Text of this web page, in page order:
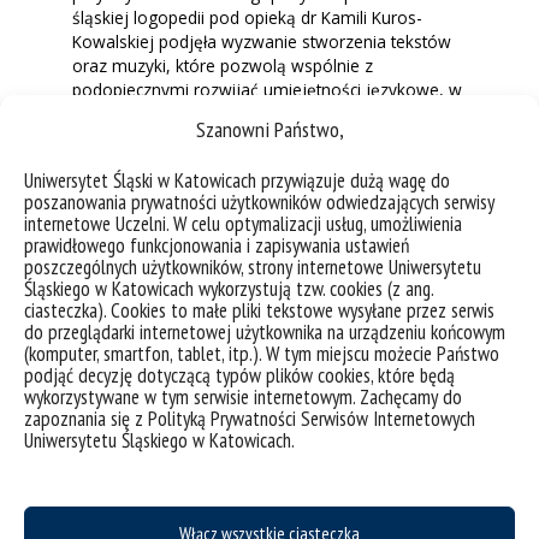
Szanowni Państwo,
Uniwersytet Śląski w Katowicach przywiązuje dużą wagę do
poszanowania prywatności użytkowników odwiedzających serwisy
internetowe Uczelni. W celu optymalizacji usług, umożliwienia
prawidłowego funkcjonowania i zapisywania ustawień
poszczególnych użytkowników, strony internetowe Uniwersytetu
Śląskiego w Katowicach wykorzystują tzw. cookies (z ang.
ciasteczka). Cookies to małe pliki tekstowe wysyłane przez serwis
do przeglądarki internetowej użytkownika na urządzeniu końcowym
(komputer, smartfon, tablet, itp.). W tym miejscu możecie Państwo
podjąć decyzję dotyczącą typów plików cookies, które będą
wykorzystywane w tym serwisie internetowym. Zachęcamy do
zapoznania się z Polityką Prywatności Serwisów Internetowych
Uniwersytetu Śląskiego w Katowicach.
Włącz wszystkie ciasteczka
śląskiej logopedii pod opieką dr Kamili Kuros-
Kowalskiej podjęła wyzwanie stworzenia tekstów
oraz muzyki, które pozwolą wspólnie z
podopiecznymi rozwijać umiejętności językowe, w
logopedyczne, a także świetnie się bawić.
Projekt stał się również inspiracją do stworzenia
koła naukowegoKataLog.
w różnych placówkach oświatowych i
medycznych,
w poradniach psychologiczno-pedagogicznych,
Kliknij
"zgadzam
się",
żeby
Kliknij
"zgadzam
się",
włączyć